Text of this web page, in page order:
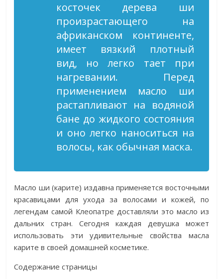
косточек дерева ши
произрастающего на
африканском континенте,
имеет вязкий плотный
вид, но легко тает при
нагревании. Перед
применением масло ши
растапливают на водяной
бане до жидкого состояния
и оно легко наноситься на
волосы, как обычная маска.
Масло ши (карите) издавна применяется восточными
красавицами для ухода за волосами и кожей, по
легендам самой Клеопатре доставляли это масло из
дальних стран. Сегодня каждая девушка может
использовать эти удивительные свойства масла
карите в своей домашней косметике.
Содержание страницы